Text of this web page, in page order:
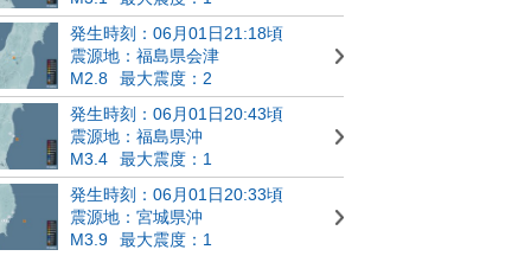
発生時刻：06月01日21:18頃
震源地：福島県会津
M2.8
最大震度：2
発生時刻：06月01日20:43頃
震源地：福島県沖
M3.4
最大震度：1
発生時刻：06月01日20:33頃
震源地：宮城県沖
M3.9
最大震度：1